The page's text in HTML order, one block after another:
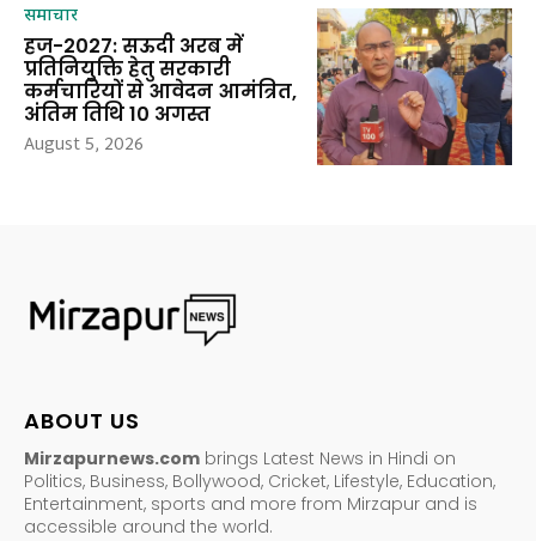
समाचार
हज-2027: सऊदी अरब में
प्रतिनियुक्ति हेतु सरकारी
कर्मचारियों से आवेदन आमंत्रित,
अंतिम तिथि 10 अगस्त
August 5, 2026
ABOUT US
Mirzapurnews.com brings Latest News in Hindi on
Politics, Business, Bollywood, Cricket, Lifestyle, Education,
Entertainment, sports and more from Mirzapur and is
accessible around the world.